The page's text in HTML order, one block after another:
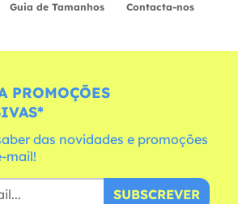
Guia de Tamanhos Contacta-nos
PROMOÇÕES
das novidades e promoções
mail!
SUBSCREVER